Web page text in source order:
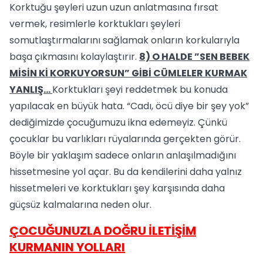
Korktuğu şeyleri uzun uzun anlatmasına fırsat
vermek, resimlerle korktukları şeyleri
somutlaştırmalarını sağlamak onların korkularıyla
başa çıkmasını kolaylaştırır. 8) O HALDE ”SEN BEBEK
MİSİN Kİ KORKUYORSUN” GİBİ CÜMLELER KURMAK
YANLIŞ...Korktukları şeyi reddetmek bu konuda
yapılacak en büyük hata. “Cadı, öcü diye bir şey yok”
dediğimizde çocuğumuzu ikna edemeyiz. Çünkü
çocuklar bu varlıkları rüyalarında gerçekten görür.
Böyle bir yaklaşım sadece onların anlaşılmadığını
hissetmesine yol açar. Bu da kendilerini daha yalnız
hissetmeleri ve korktukları şey karşısında daha
güçsüz kalmalarına neden olur.
ÇOCUĞUNUZLA DOĞRU İLETİŞİM
KURMANIN YOLLARI